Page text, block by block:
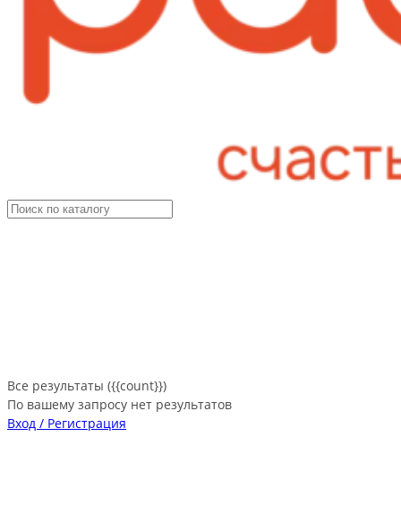
Все результаты ({{count}})
По вашему запросу нет результатов
Вход / Регистрация